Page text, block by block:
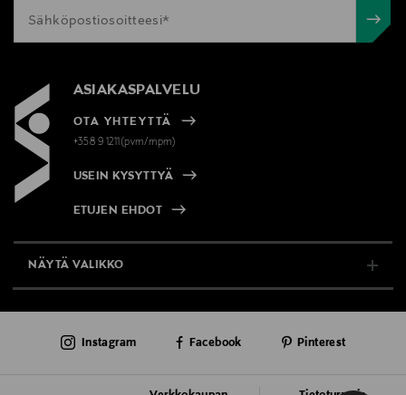
ASIAKASPALVELU
OTA YHTEYTTÄ
+358 9 1211(pvm/mpm)
USEIN KYSYTTYÄ
ETUJEN EHDOT
NÄYTÄ VALIKKO
AJANKOHTAISTA
Instagram Facebook Pinterest